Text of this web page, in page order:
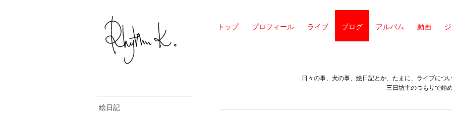
トップ プロフィール ライブ ブログ アルバム 動画
絵日記
日々の事、犬の事、絵日記とか、たまに、ライブにつ
三日坊主のつもりで始